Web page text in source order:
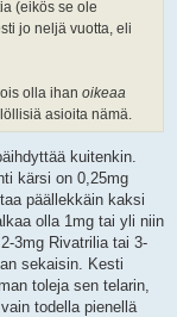
(eikös se ole
jo neljä vuotta, eli
olla ihan oikeaa
asioita nämä.
kuitenkin.
kärsi on 0,25mg
päällekkäin kaksi
olla 1mg tai yli niin
3mg Rivatrilia tai 3-
sekaisin. Kesti
toleja sen telarin,
todella pienellä